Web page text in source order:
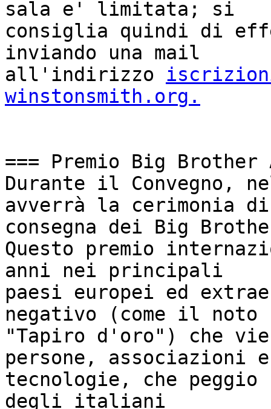
sala e' limitata; si
consiglia quindi di
inviando una mail
all'indirizzo
winstonsmith.org.